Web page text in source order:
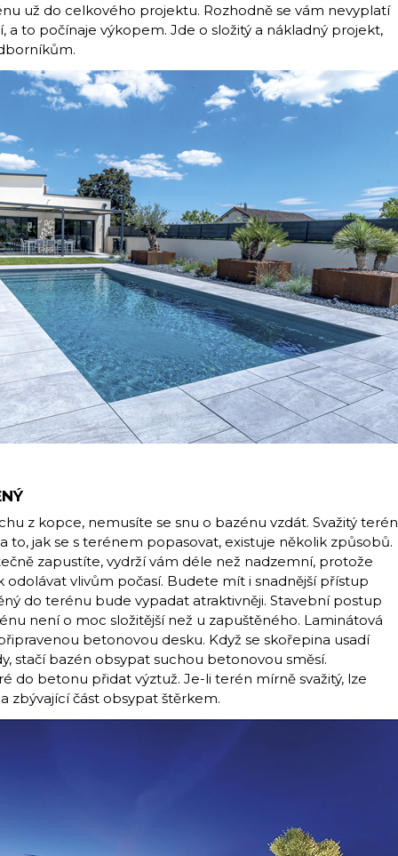
už do celkového projektu. Rozhodně se vám nevyplatí
a to počínaje výkopem. Jde o složitý a nákladný projekt,
z kopce, nemusíte se snu o bazénu vzdát. Svažitý terén
to, jak se s terénem popasovat, existuje několik způsobů.
zapustíte, vydrží vám déle než nadzemní, protože
odolávat vlivům počasí. Budete mít i snadnější přístup
do terénu bude vypadat atraktivněji. Stavební postup
není o moc složitější než u zapuštěného. Laminátová
betonovou desku. Když se skořepina usadí
stačí bazén obsypat suchou betonovou směsí.
do betonu přidat výztuž. Je-li terén mírně svažitý, lze
zbývající část obsypat štěrkem.